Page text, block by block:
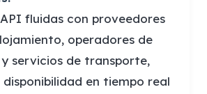
fluidas con proveedores
operadores de
servicios de transporte,
en tiempo real